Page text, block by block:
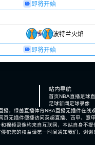
即将开始
波特兰火焰
即将开始
站内导航
首页NBA直播足球
足球新闻足球录像
播，绿茵直播体育NBA直播无插件在线
页无插件便捷访问英超直播、西甲、意
视频录像均来自互联网，本站自身不
犯您的权益请第一时间通知我们，谢谢